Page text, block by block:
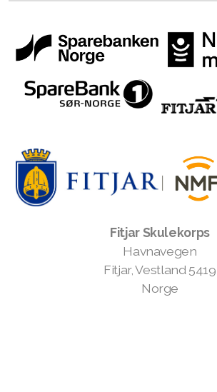
Fitjar Skulekorps
Havnavegen
Fitjar, Vestland 5419
Norge